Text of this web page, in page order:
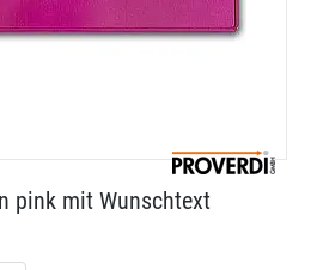
pink mit Wunschtext